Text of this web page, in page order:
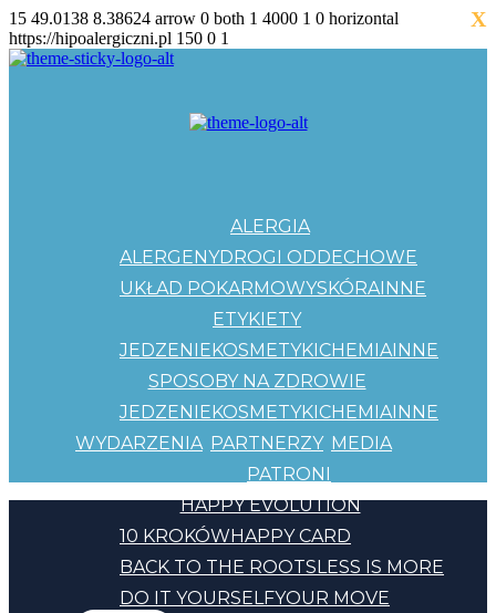
15 49.0138 8.38624 arrow 0 both 1 4000 1 0 horizontal
https://hipoalergiczni.pl 150 0 1
ALERGIA
ALERGENYDROGI ODDECHOWE
UKŁAD POKARMOWYSKÓRAINNE
ETYKIETY
JEDZENIEKOSMETYKICHEMIAINNE
SPOSOBY NA ZDROWIE
JEDZENIEKOSMETYKICHEMIAINNE
WYDARZENIA PARTNERZY
PATRONI
MEDIA
HAPPY EVOLUTION
10 KROKÓWHAPPY CARD
BACK TO THE ROOTSLESS IS MORE
DO IT YOURSELFYOUR MOVE
X